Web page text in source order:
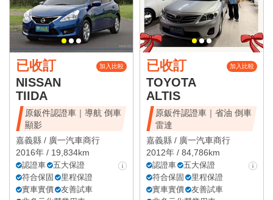
已收訂 加入比較
NISSAN
TIIDA
原鈑件認證車｜導航 倒車
顯影
嘉義縣 / 廣一汽車商行
2016年 / 19,834km
認證車
五大保證
符合保固
里程保證
實車實價
友善試車
已收訂 加入比較
TOYOTA
ALTIS
原鈑件認證車｜省油 倒車
雷達
嘉義縣 / 廣一汽車商行
2012年 / 84,786km
認證車
五大保證
符合保固
里程保證
實車實價
友善試車